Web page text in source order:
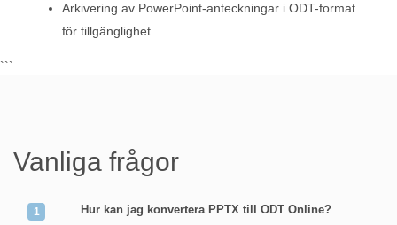
Arkivering av PowerPoint-anteckningar i ODT-format
för tillgänglighet.
```
Vanliga frågor
Hur kan jag konvertera PPTX till ODT Online?